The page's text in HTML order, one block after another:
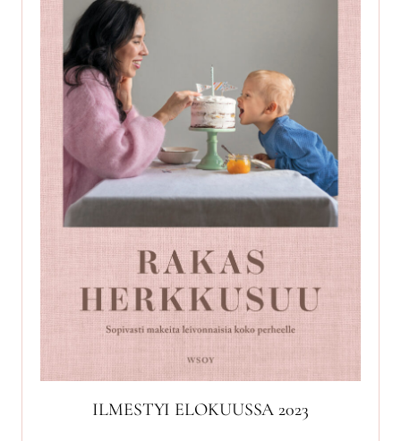
ILMESTYI ELOKUUSSA 2023